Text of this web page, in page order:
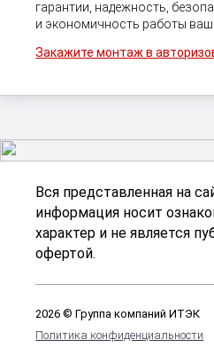
гарантии, надежность,
и экономичность работы
Закажите монтаж в
Вся представленная на
информация носит
характер и не является
офертой.
2026 © Группа компаний ИТЭК
Политика конфиденциальности